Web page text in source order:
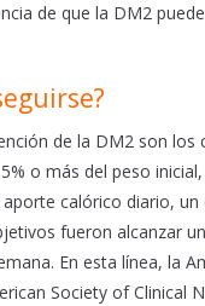
de que la DM2
de la DM2 son
o más del peso
calórico diario,
fueron alcanzar
En esta línea, la
Society of